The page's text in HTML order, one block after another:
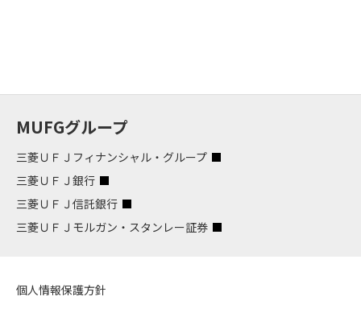
MUFGグループ
三菱ＵＦＪフィナンシャル・グループ
三菱ＵＦＪ銀行
三菱ＵＦＪ信託銀行
三菱ＵＦＪモルガン・スタンレー証券
個人情報保護方針